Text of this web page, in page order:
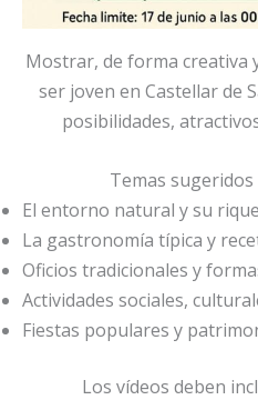
Mostrar, de forma creativa
ser joven en Castellar de
posibilidades,
Temas
El entorno natural y su
La gastronomía típica y
Oficios tradicionales y
Actividades sociales,
Fiestas populares y
Los vídeos deben